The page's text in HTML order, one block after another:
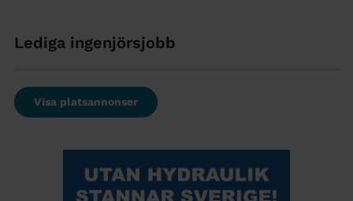
Lediga ingenjörsjobb
Visa platsannonser